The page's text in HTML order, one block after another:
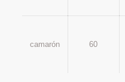
camarón 60